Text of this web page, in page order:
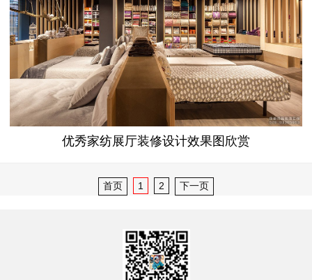
优秀家纺展厅装修设计效果图欣赏
首页 1 2 下一页